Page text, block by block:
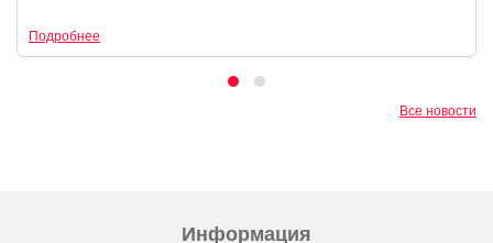
Подробнее
Все новости
Информация